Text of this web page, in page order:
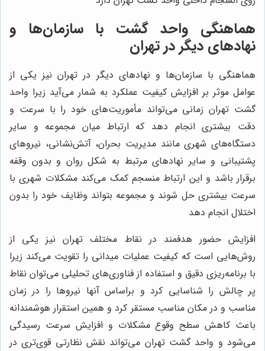
هماهنگی واحد گشت با سازمان‌ها و
نهادهای دیگر در تهران
هماهنگی با سازمان‌ها و نهادهای دیگر در تهران نیز یکی از
عوامل موثر بر افزایش کیفیت عملکرد به شمار می‌آید زیرا واحد
گشت تهران زمانی می‌تواند مأموریت‌های خود را با سرعت و
دقت بیشتری انجام دهد که ارتباط میان مجموعه و سایر
دستگاه‌های شهری مانند مدیریت بحران، آتش‌نشانی، نیروهای
پشتیبانی و سایر نهادهای مرتبط به شکل روان و بدون وقفه
برقرار باشد و این ارتباط منسجم کمک می‌کند مشکلات شهری با
سرعت بیشتری حل شوند و مجموعه بتواند وظایف خود را بدون
اختلال انجام دهد
افزایش حضور هدفمند در نقاط مختلف تهران نیز یکی از
روش‌هایی است که کیفیت عملیات میدانی را تقویت می‌کند زیرا
با برنامه‌ریزی دقیق و استفاده از فناوری‌های تحلیلی می‌توان نقاط
پر چالش را شناسایی کرد و براساس آنها نیروها را در زمان
مناسب و در مکان مناسب مستقر کرد و همین استقرار هوشمندانه
باعث کاهش سطح وقوع مشکلات و افزایش سرعت رسیدگی
می‌شود و واحد گشت تهران می‌تواند نقش نظارتی قوی‌تری در